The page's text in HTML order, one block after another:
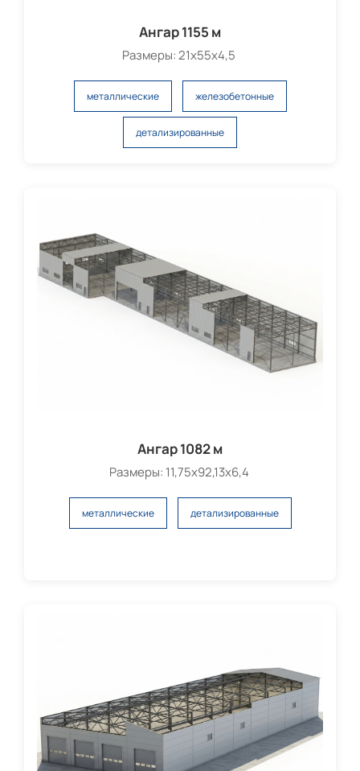
Ангар 1155 м
Размеры: 21х55х4,5
металлические железобетонные
детализированные
Ангар 1082 м
Размеры: 11,75х92,13х6,4
металлические детализированные